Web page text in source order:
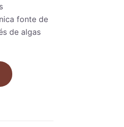
fonte de
de algas